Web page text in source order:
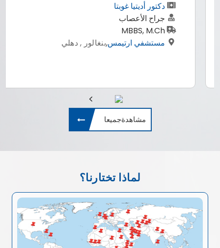
دكتور أديتيا غوبتا
جراح الأعصاب
MBBS, M.Ch
مستشفي ارتيمس,بنغالور , دهلي
مشاهدةجميعا
لماذا تختارنا؟